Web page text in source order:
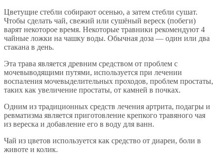
Цветущие стебли собирают осенью, а затем стебли сушат.
Чтобы сделать чай, свежий или сушёный вереск (побеги)
варят некоторое время. Некоторые травники рекомендуют 4
чайные ложки на чашку воды. Обычная доза — один или два
стакана в день.
Эта трава является древним средством от проблем с
мочевыводящими путями, используется при лечении
воспаления мочевыделительных проходов, проблем простаты,
таких как увеличение простаты, от камней в почках.
Одним из традиционных средств лечения артрита, подагры и
ревматизма является приготовление крепкого травяного чая
из вереска и добавление его в воду для ванн.
Чай из цветов используется как средство от диареи, боли в
животе и колик.